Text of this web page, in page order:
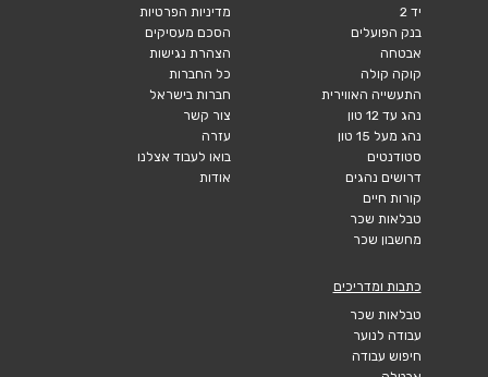
יד 2
בנק הפועלים
אבטחה
קוקה קולה
התעשייה האווירית
נהג עד 12 טון
נהג מעל 15 טון
סטודנטים
דרושים נהגים
קורות חיים
טבלאות שכר
מחשבון שכר
מדיניות הפרטיות
הסכם מעסיקים
הצהרת נגישות
כל החברות
חברות בישראל
צור קשר
עזרה
בואו לעבוד אצלנו
אודות
כתבות ומדריכים
טבלאות שכר
עבודה לנוער
חיפוש עבודה